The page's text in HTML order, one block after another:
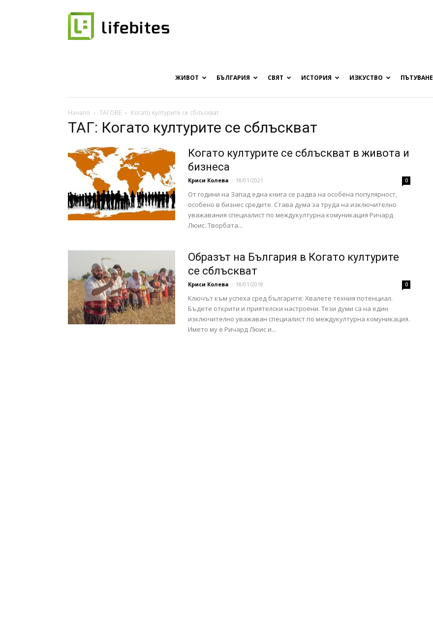
списание
за
хапки
вкус
ЖИВОТ БЪЛГАРИЯ СВЯТ ИСТОРИЯ ИЗКУСТВО ПЪТУВАНЕ
Начало ТАГОВЕ Когато културите се сблъскват
ТАГ: Когато културите се сблъскват
Когато културите се сблъскват в живота и
бизнеса
Криси Колева - 18/01/2021 0
От години на Запад една книга се радва на особена популярност,
особено в бизнес средите. Става дума за труда на изключително
уважавания специалист по междукултурна комуникация Ричард
Люис. Творбата...
Образът на България в Когато културите
се сблъскват
Криси Колева - 18/01/2018 0
Ключът към успеха сред българите: Хвалете техния потенциал.
Бъдете открити и приятелски настроени. Тези думи са на един
изключително уважаван специалист по междукултурна комуникация.
Името му е Ричард Люис и...